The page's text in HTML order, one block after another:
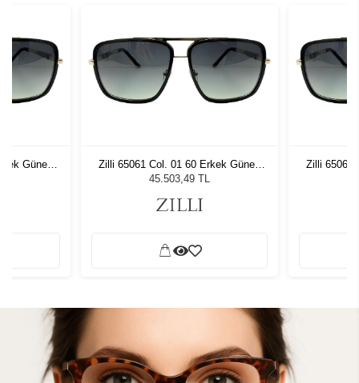
Güneş
Zilli 65061 Col. 01 60 Erkek Güneş
Gözlüğü
45.503,49 TL
Zilli 65061